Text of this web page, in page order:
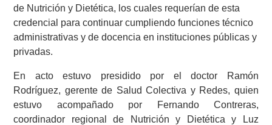
de Nutrición y Dietética, los cuales requerían de esta
credencial para continuar cumpliendo funciones técnico
administrativas y de docencia en instituciones públicas y
privadas.
En acto estuvo presidido por el doctor Ramón
Rodríguez, gerente de Salud Colectiva y Redes, quien
estuvo acompañado por Fernando Contreras,
coordinador regional de Nutrición y Dietética y Luz